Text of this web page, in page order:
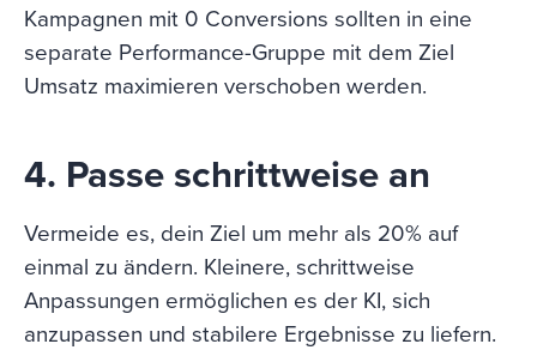
Kampagnen mit 0 Conversions sollten in eine
separate Performance-Gruppe mit dem Ziel
Umsatz maximieren verschoben werden.
4. Passe schrittweise an
Vermeide es, dein Ziel um mehr als 20% auf
einmal zu ändern. Kleinere, schrittweise
Anpassungen ermöglichen es der KI, sich
anzupassen und stabilere Ergebnisse zu liefern.